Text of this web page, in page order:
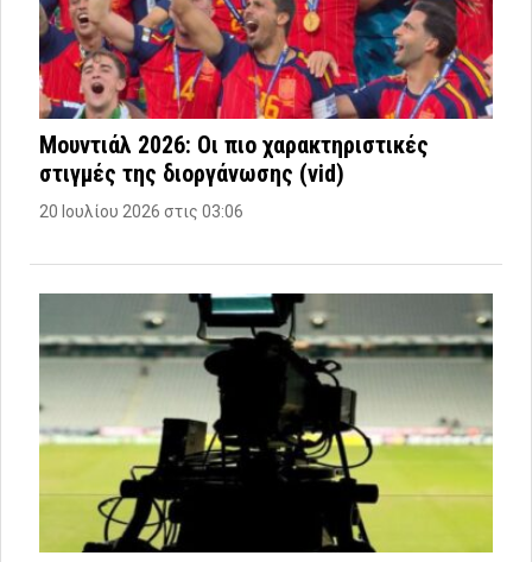
Μουντιάλ 2026: Οι πιο χαρακτηριστικές
στιγμές της διοργάνωσης (vid)
20 Ιουλίου 2026 στις 03:06